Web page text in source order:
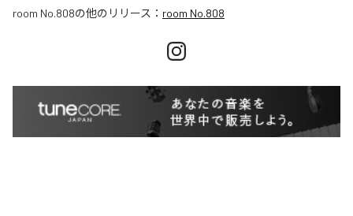
room No.808の他のリリース： room No.808